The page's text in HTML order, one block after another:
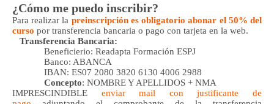
¿Cómo me puedo inscribir?
Para realizar la preinscripción es obligatorio abonar el 50% del
curso por transferencia bancaria o pago con tarjeta en la web.
Transferencia Bancaria:
Beneficierio: Readapta Formación ESPJ
Banco: ABANCA
IBAN: ES07 2080 3820 6130 4006 2988
Concepto: NOMBRE Y APELLIDOS + NMA
IMPRESCINDIBLE enviar mail con justificante de